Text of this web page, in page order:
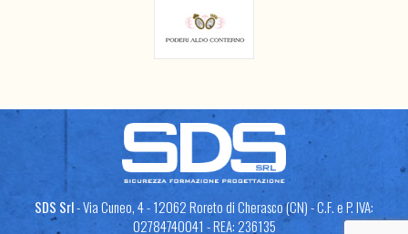
SDS Srl- Via Cuneo, 4 - 12062 Roreto di Cherasco (CN) - C.F. e P. IVA:
02784740041 - REA: 236135